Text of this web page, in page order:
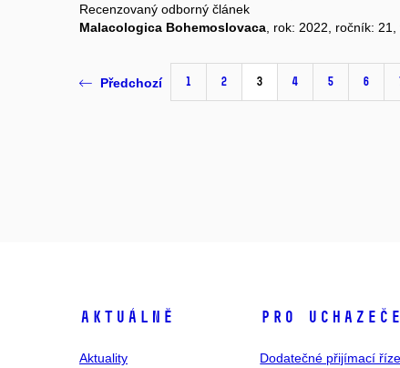
Recenzovaný odborný článek
Malacologica Bohemoslovaca, rok: 2022, ročník: 21,
Předchozí 1 2 3 4 5 6
Aktuálně
Aktuality
Pro uchazeče
Dodatečné přijímací